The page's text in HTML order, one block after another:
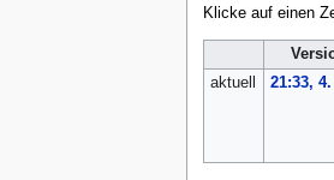
Klicke auf einen
aktuell
21:33,